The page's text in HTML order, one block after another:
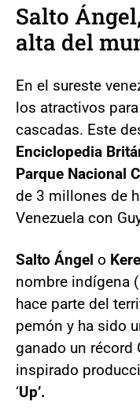
Salto Ángel
alta del
En el sureste
los atractivos
cascadas. Este
Enciclopedia
Parque Nacional
de 3 millones de
Venezuela con
Salto Ángel o
nombre indígena
hace parte del
pemón y ha sido
ganado un récord
inspirado
‘Up’.